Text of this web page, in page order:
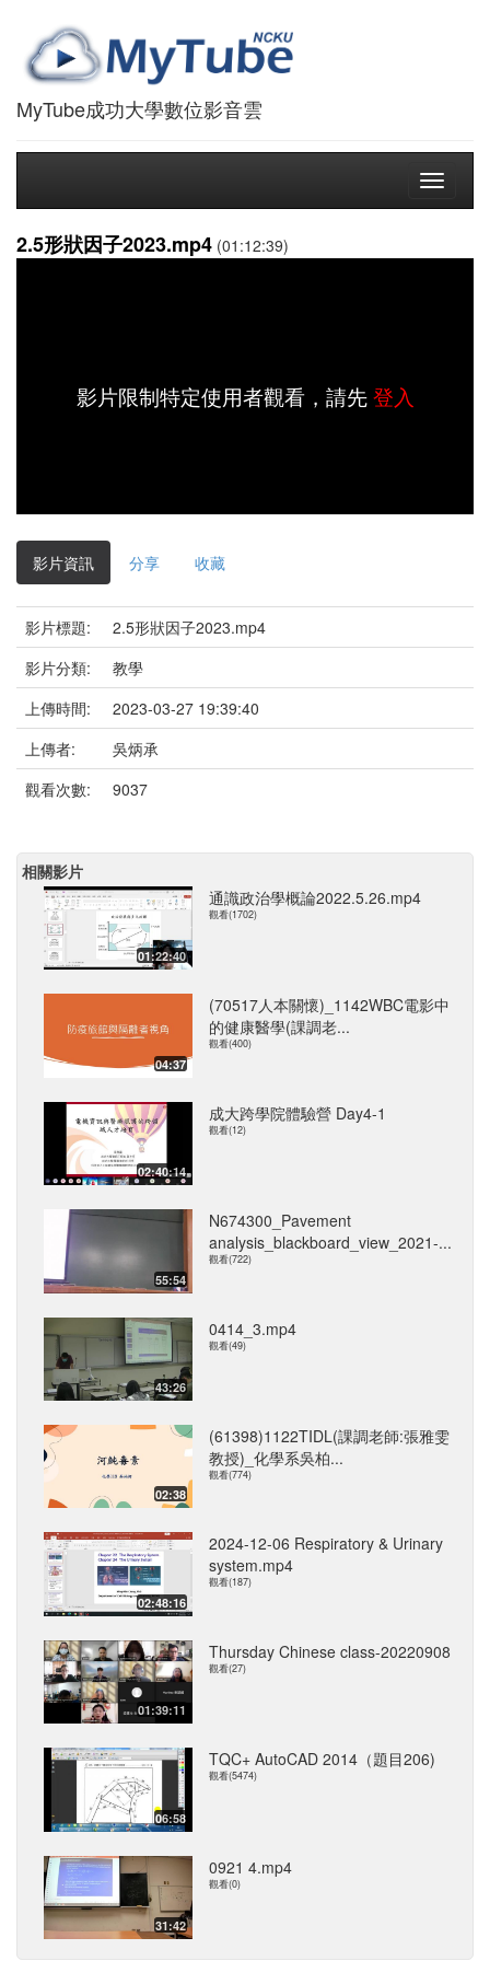
MyTube成功大學數位影音雲
Toggle
2.5形狀因子2023.mp4 (01:12:39)
影片限制特定使用者觀看，請先登入
影片資訊 分享 收藏
影片標題:
2.5形狀因子2023.mp4
影片分類:
教學
上傳時間:
2023-03-27 19:39:40
上傳者:
吳炳承
觀看次數:
9037
相關影片
01:22:40
通識政治學概論2022.5.26.mp4
觀看(1702)
04:37
(70517人本關懷)_1142WBC電影中
的健康醫學(課調老...
觀看(400)
02:40:14
成大跨學院體驗營 Day4-1
觀看(12)
55:54
N674300_Pavement
analysis_blackboard_view_2021-...
觀看(722)
43:26
0414_3.mp4
觀看(49)
02:38
(61398)1122TIDL(課調老師:張雅雯
教授)_化學系吳柏...
觀看(774)
02:48:16
2024-12-06 Respiratory & Urinary
system.mp4
觀看(187)
01:39:11
Thursday Chinese class-20220908
觀看(27)
06:58
TQC+ AutoCAD 2014（題目206)
觀看(5474)
31:42
0921 4.mp4
觀看(0)